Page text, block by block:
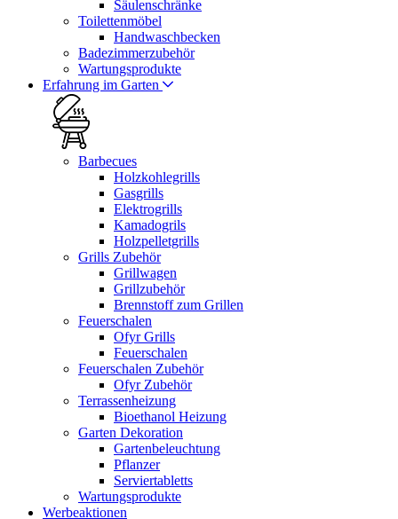
Säulenschränke
Toilettenmöbel
Handwaschbecken
Badezimmerzubehör
Wartungsprodukte
Erfahrung im Garten
Barbecues
Holzkohlegrills
Gasgrills
Elektrogrills
Kamadogrils
Holzpelletgrills
Grills Zubehör
Grillwagen
Grillzubehör
Brennstoff zum Grillen
Feuerschalen
Ofyr Grills
Feuerschalen
Feuerschalen Zubehör
Ofyr Zubehör
Terrassenheizung
Bioethanol Heizung
Garten Dekoration
Gartenbeleuchtung
Pflanzer
Serviertabletts
Wartungsprodukte
Werbeaktionen